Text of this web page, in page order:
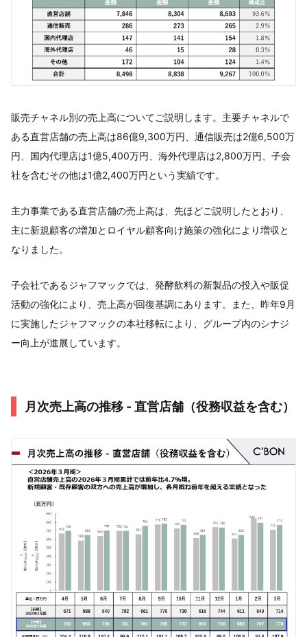
販売チャネル別の売上高についてご説明します。主要チャネルで
ある直営店舗の売上高は86億9,300万円、通信販売は2億6,500万
円、国内代理店は1億5,400万円、海外代理店は2,800万円、子会
社を含むその他は1億2,400万円という実績です。
主力事業である直営店舗の売上高は、先ほどご説明したとおり、
主に新規顧客の増加とロイヤル顧客向け施策の強化により増収と
なりました。
子会社であるジャフマックでは、発酵飲料の新製品の投入や販促
活動の強化により、売上高が回復基調にあります。また、昨年9月
に実施したジャフマックの本社移転により、グループ内のシナジ
ー向上が進展しています。
月次売上高の推移 - 直営店舗（役務収益を含む）